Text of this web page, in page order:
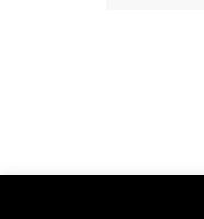
© 2024